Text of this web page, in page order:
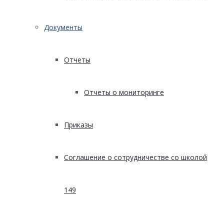
Документы
Отчеты
Отчеты о мониторинге
Приказы
Соглашение о сотрудничестве со школой
149